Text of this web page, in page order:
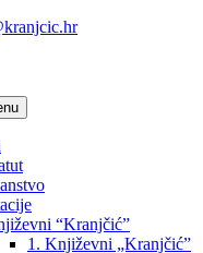
“Kranjčić”
1. Književni „Kranjčić”